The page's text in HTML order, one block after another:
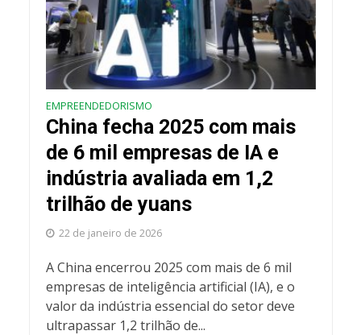
EMPREENDEDORISMO
China fecha 2025 com mais
de 6 mil empresas de IA e
indústria avaliada em 1,2
trilhão de yuans
22 de janeiro de 2026
A China encerrou 2025 com mais de 6 mil
empresas de inteligência artificial (IA), e o
valor da indústria essencial do setor deve
ultrapassar 1,2 trilhão de...